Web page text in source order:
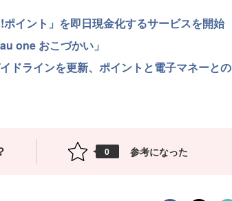
イント」を即日現金化するサービスを開始
one おこづかい」
ドラインを更新、ポイントと電子マネーとの
0 参考になった